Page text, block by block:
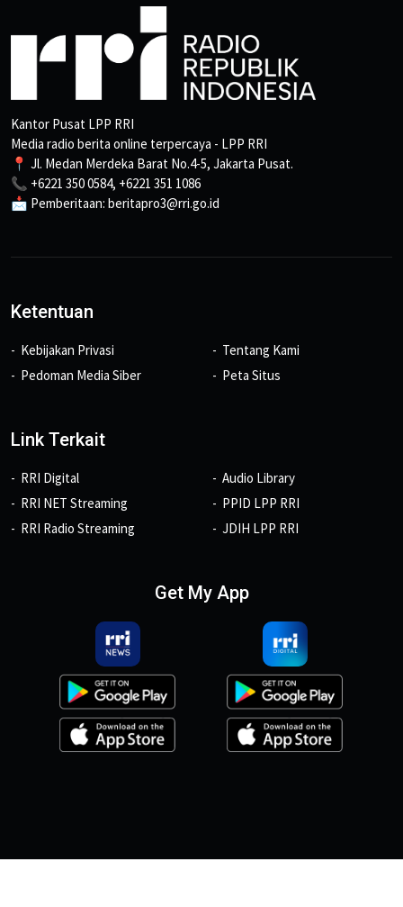
Kantor Pusat LPP RRI
Media radio berita online terpercaya - LPP RRI
📍 Jl. Medan Merdeka Barat No.4-5, Jakarta Pusat.
📞 +6221 350 0584, +6221 351 1086
📩 Pemberitaan: beritapro3@rri.go.id
Ketentuan
Kebijakan Privasi
Pedoman Media Siber
Tentang Kami
Peta Situs
Link Terkait
RRI Digital
RRI NET Streaming
RRI Radio Streaming
Audio Library
PPID LPP RRI
JDIH LPP RRI
Get My App